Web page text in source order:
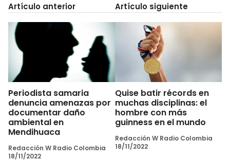
Artículo anterior
Periodista samaria
denuncia amenazas por
documentar daño
ambiental en
Mendihuaca
Redacción W Radio Colombia
18/11/2022
Artículo siguiente
Quise batir récords en
muchas disciplinas: el
hombre con más
guinness en el mundo
Redacción W Radio Colombia
18/11/2022